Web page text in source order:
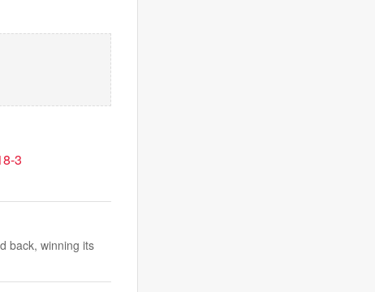
3
back, winning its